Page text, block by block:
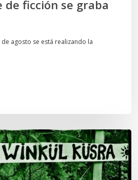
ficción se graba
de agosto se está realizando la